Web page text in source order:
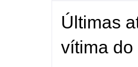
Últimas
vítima